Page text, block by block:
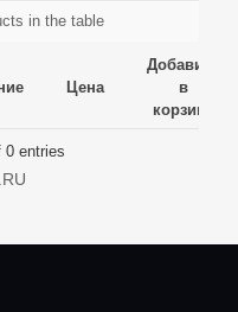
Цена
корзину
в
корзину
in the table
Цена
Добавить
в
корзину
0 entries